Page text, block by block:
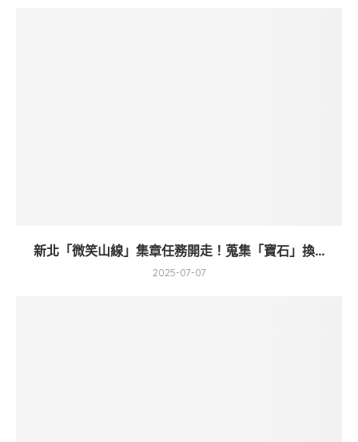
新北「微笑山線」集章任務開走！蒐集「寶石」換...
2025-07-07